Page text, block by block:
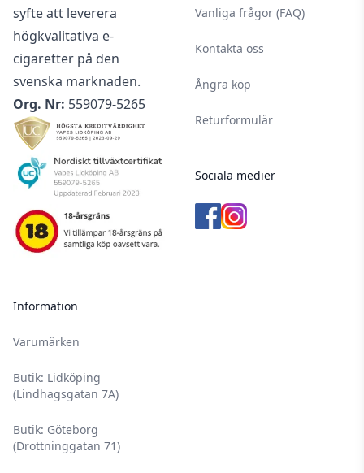
syfte att leverera
högkvalitativa e-
cigaretter på den
svenska marknaden.
Org. Nr: 559079-5265
Information
Varumärken
Butik: Lidköping
(Lindhagsgatan 7A)
Butik: Göteborg
(Drottninggatan 71)
Vanliga frågor (FAQ)
Kontakta oss
Ångra köp
Returformulär
Sociala medier